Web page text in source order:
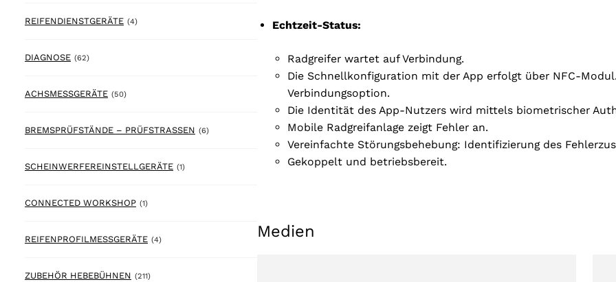
REIFENDIENSTGERÄTE (4)4 products
DIAGNOSE (62)62 products
ACHSMESSGERÄTE (50)50 products
BREMSPRÜFSTÄNDE – PRÜFSTRASSEN (6)6 products
SCHEINWERFEREINSTELLGERÄTE (1)1 product
CONNECTED WORKSHOP (1)1 product
REIFENPROFILMESSGERÄTE (4)4 products
ZUBEHÖR HEBEBÜHNEN (211)211 products
Echtzeit-Status:
Radgreifer wartet auf Verbindung.
Die Schnellkonfiguration mit der App erfolgt über NFC-
Verbindungsoption.
Die Identität des App-Nutzers wird mittels biometrischer
Mobile Radgreifanlage zeigt Fehler an.
Vereinfachte Störungsbehebung: Identifizierung des
Gekoppelt und betriebsbereit.
Medien
Wählen Sie Ihre Sprache